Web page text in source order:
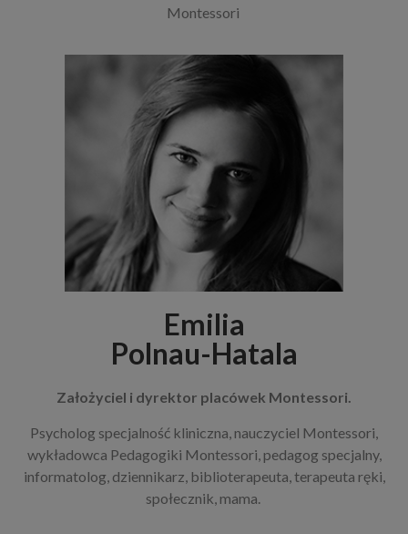
Montessori
Emilia
Polnau-Hatala
Założyciel i dyrektor placówek Montessori.
Psycholog specjalność kliniczna, nauczyciel Montessori,
wykładowca Pedagogiki Montessori, pedagog specjalny,
informatolog, dziennikarz, biblioterapeuta, terapeuta ręki,
społecznik, mama.